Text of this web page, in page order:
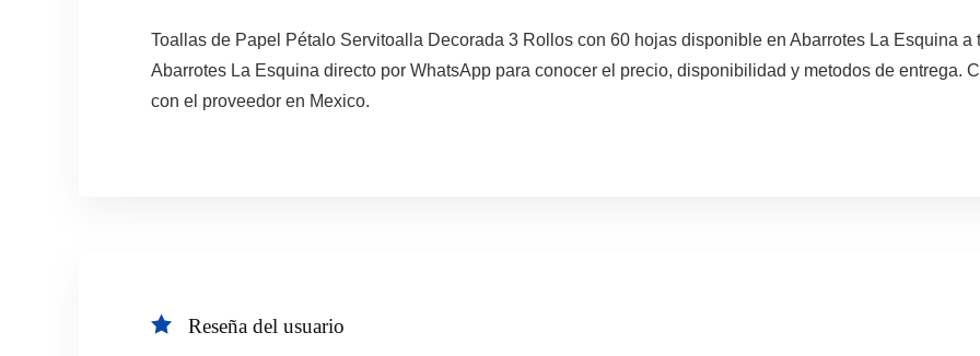
Toallas de Papel Pétalo Servitoalla Decorada 3 Rollos con 60 hojas disponible en Abarrotes La Esquina
Abarrotes La Esquina directo por WhatsApp para conocer el precio, disponibilidad y metodos de entrega.
con el proveedor en Mexico.
Reseña del usuario